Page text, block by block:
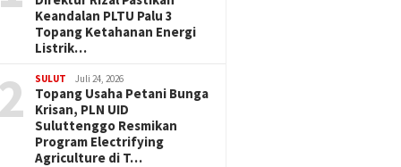
Keandalan PLTU Palu 3
Topang Ketahanan Energi
Listrik…
SULUT Juli 24, 2026
Topang Usaha Petani Bunga
Krisan, PLN UID
Suluttenggo Resmikan
Program Electrifying
Agriculture di T…